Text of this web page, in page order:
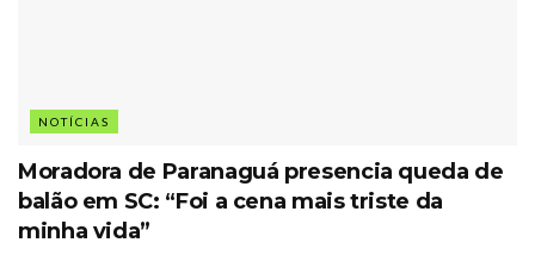
NOTÍCIAS
Moradora de Paranaguá presencia queda de
balão em SC: “Foi a cena mais triste da
minha vida”